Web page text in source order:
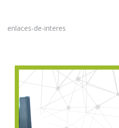
enlaces-de-interes